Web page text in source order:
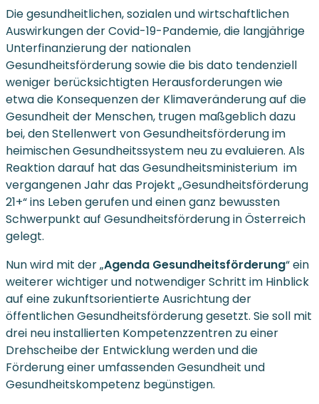
Die gesundheitlichen, sozialen und wirtschaftlichen
Auswirkungen der Covid-19-Pandemie, die langjährige
Unterfinanzierung der nationalen
Gesundheitsförderung sowie die bis dato tendenziell
weniger berücksichtigten Herausforderungen wie
etwa die Konsequenzen der Klimaveränderung auf die
Gesundheit der Menschen, trugen maßgeblich dazu
bei, den Stellenwert von Gesundheitsförderung im
heimischen Gesundheitssystem neu zu evaluieren. Als
Reaktion darauf hat das Gesundheitsministerium im
vergangenen Jahr das Projekt „Gesundheitsförderung
21+“ ins Leben gerufen und einen ganz bewussten
Schwerpunkt auf Gesundheitsförderung in Österreich
gelegt.
Nun wird mit der „Agenda Gesundheitsförderung“ ein
weiterer wichtiger und notwendiger Schritt im Hinblick
auf eine zukunftsorientierte Ausrichtung der
öffentlichen Gesundheitsförderung gesetzt. Sie soll mit
drei neu installierten Kompetenzzentren zu einer
Drehscheibe der Entwicklung werden und die
Förderung einer umfassenden Gesundheit und
Gesundheitskompetenz begünstigen.